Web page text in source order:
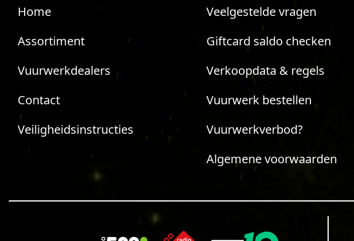
Home
Assortiment
Vuurwerkdealers
Contact
Veiligheidsinstructies
Veelgestelde vragen
Giftcard saldo checken
Verkoopdata & regels
Vuurwerk bestellen
Vuurwerkverbod?
Algemene voorwaarden